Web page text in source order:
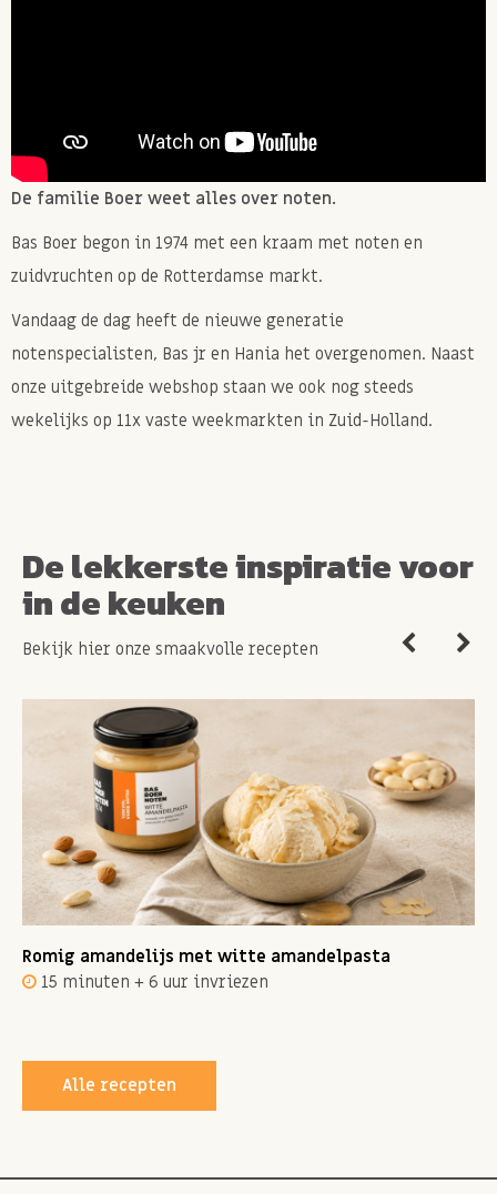
De familie Boer weet alles over noten.
Bas Boer begon in 1974 met een kraam met noten en
zuidvruchten op de Rotterdamse markt.
Vandaag de dag heeft de nieuwe generatie
notenspecialisten, Bas jr en Hania het overgenomen. Naast
onze uitgebreide webshop staan we ook nog steeds
wekelijks op 11x vaste weekmarkten in Zuid-Holland.
De lekkerste inspiratie voor
in de keuken
Bekijk hier onze smaakvolle recepten
Romig amandelijs met witte amandelpasta
15 minuten + 6 uur invriezen
Alle recepten